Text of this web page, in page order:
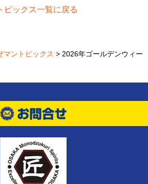
ピックス一覧に戻る
マントピックス > 2026年ゴールデンウィー